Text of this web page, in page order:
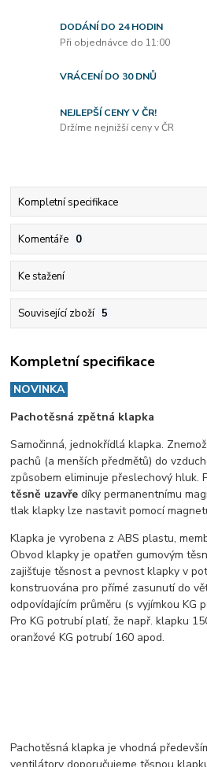
DODÁNÍ DO 24 HODIN
Při objednávce do 11:00
VRÁCENÍ DO 30 DNŮ
NEJLEPŠÍ CENY V ČR!
Držíme nejnižší ceny v ČR
Kompletní specifikace
Komentáře 0
Ke stažení
Související zboží 5
Kompletní specifikace
NOVINKA
Pachotěsná zpětná klapka
Samočinná, jednokřídlá klapka.
pachů (a menších předmětů) do
způsobem eliminuje přeslechový hluk.
těsně uzavře díky permanentnímu
tlak klapky lze nastavit pomocí
Klapka je vyrobena z ABS plastu,
Obvod klapky je opatřen gumovým
zajišťuje těsnost a pevnost klapky v
konstruována pro přímé zasunutí do
odpovídajícím průměru (s vyjímkou KG
Pro KG potrubí platí, že např. klapku
oranžové KG potrubí 160 apod.
Pachotěsná klapka je vhodná